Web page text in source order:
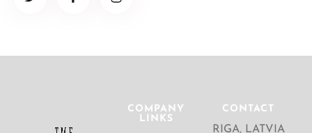
COMPANY
LINKS
CONTACT
RIGA, LATVIA